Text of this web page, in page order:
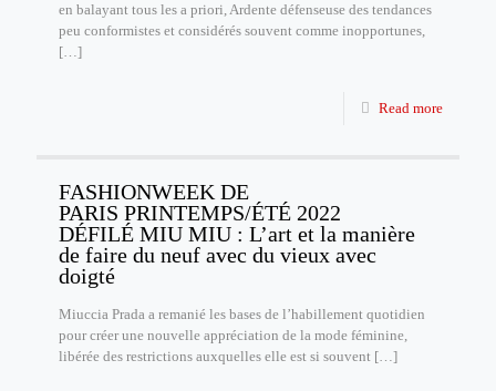
en balayant tous les a priori, Ardente défenseuse des tendances
peu conformistes et considérés souvent comme inopportunes,
[…]
Read more
FASHIONWEEK DE
PARIS PRINTEMPS/ÉTÉ 2022
DÉFILÉ MIU MIU : L’art et la manière
de faire du neuf avec du vieux avec
doigté
Miuccia Prada a remanié les bases de l’habillement quotidien
pour créer une nouvelle appréciation de la mode féminine,
libérée des restrictions auxquelles elle est si souvent […]